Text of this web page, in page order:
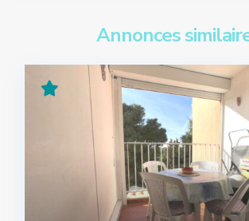
Annonces